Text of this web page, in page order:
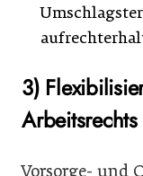
3)
Arbeitsrechts
Vorsorge- und